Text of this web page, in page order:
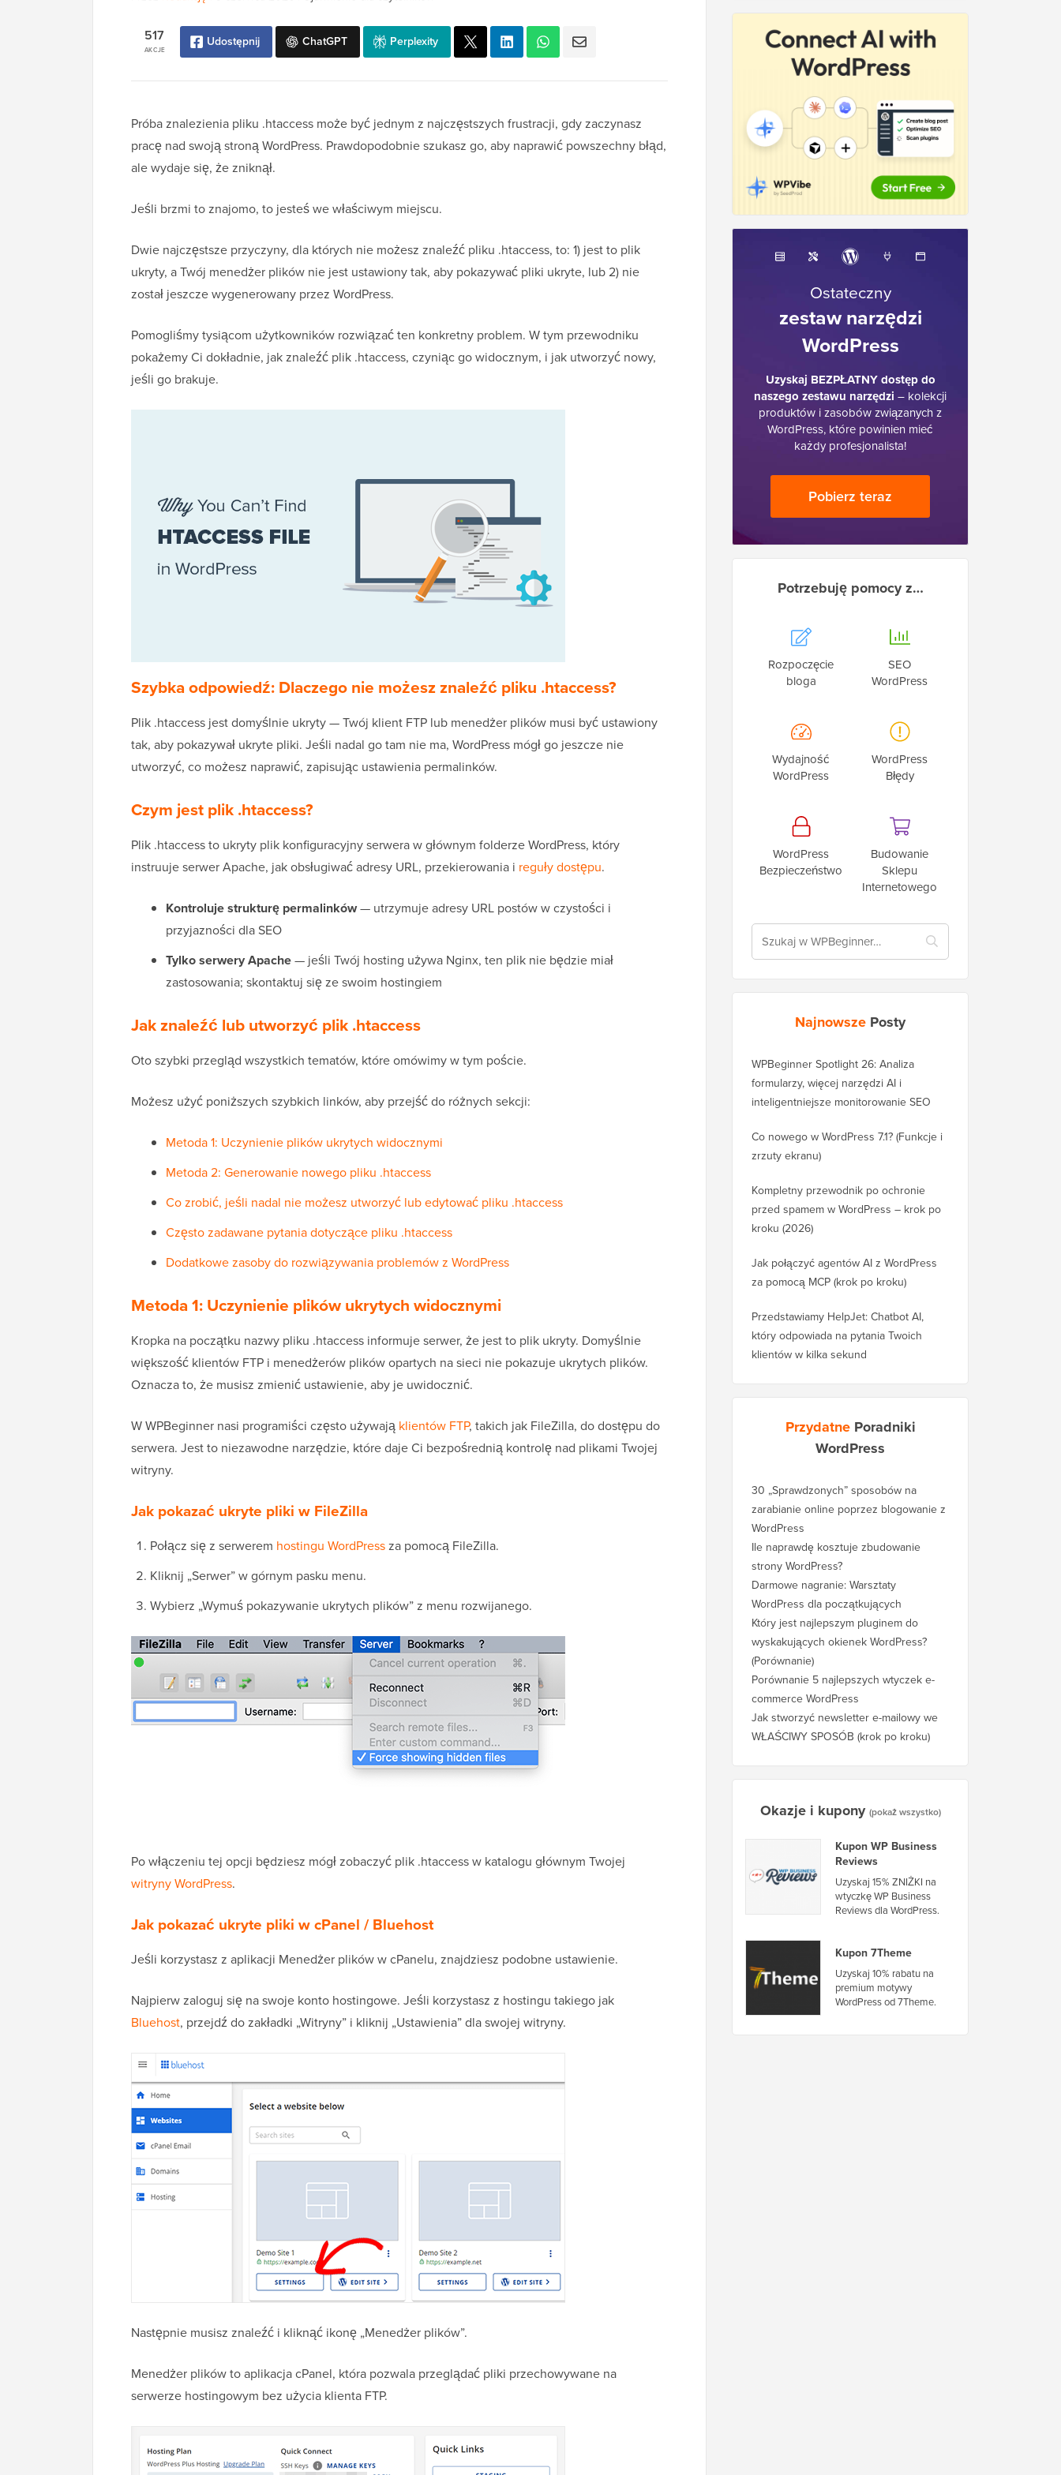
AKCJE
517 Udostępnij ChatGPT Perplexity
Próba znalezienia pliku .htaccess może być jednym z najczęstszych frustracji, gdy zaczynasz
pracę nad swoją stroną WordPress. Prawdopodobnie szukasz go, aby naprawić powszechny błąd,
ale wydaje się, że zniknął.
Jeśli brzmi to znajomo, to jesteś we właściwym miejscu.
Dwie najczęstsze przyczyny, dla których nie możesz znaleźć pliku .htaccess, to: 1) jest to plik
ukryty, a Twój menedżer plików nie jest ustawiony tak, aby pokazywać pliki ukryte, lub 2) nie
został jeszcze wygenerowany przez WordPress.
Pomogliśmy tysiącom użytkowników rozwiązać ten konkretny problem. W tym przewodniku
pokażemy Ci dokładnie, jak znaleźć plik .htaccess, czyniąc go widocznym, i jak utworzyć nowy,
jeśli go brakuje.
Szybka odpowiedź: Dlaczego nie możesz znaleźć pliku .htaccess?
Plik .htaccess jest domyślnie ukryty — Twój klient FTP lub menedżer plików musi być ustawiony
tak, aby pokazywał ukryte pliki. Jeśli nadal go tam nie ma, WordPress mógł go jeszcze nie
utworzyć, co możesz naprawić, zapisując ustawienia permalinków.
Czym jest plik .htaccess?
Plik .htaccess to ukryty plik konfiguracyjny serwera w głównym folderze WordPress, który
instruuje serwer Apache, jak obsługiwać adresy URL, przekierowania i reguły dostępu.
Kontroluje strukturę permalinków— utrzymuje adresy URL postów w czystości i
przyjazności dla SEO
Tylko serwery Apache— jeśli Twój hosting używa Nginx, ten plik nie będzie miał
zastosowania; skontaktuj się ze swoim hostingiem
Jak znaleźć lub utworzyć plik .htaccess
Oto szybki przegląd wszystkich tematów, które omówimy w tym poście.
Możesz użyć poniższych szybkich linków, aby przejść do różnych sekcji:
Metoda 1: Uczynienie plików ukrytych widocznymi
Metoda 2: Generowanie nowego pliku .htaccess
Co zrobić, jeśli nadal nie możesz utworzyć lub edytować pliku .htaccess
Często zadawane pytania dotyczące pliku .htaccess
Dodatkowe zasoby do rozwiązywania problemów z WordPress
Metoda 1: Uczynienie plików ukrytych widocznymi
Kropka na początku nazwy pliku .htaccess informuje serwer, że jest to plik ukryty. Domyślnie
większość klientów FTP i menedżerów plików opartych na sieci nie pokazuje ukrytych plików.
Oznacza to, że musisz zmienić ustawienie, aby je uwidocznić.
W WPBeginner nasi programiści często używają klientów FTP, takich jak FileZilla, do dostępu do
serwera. Jest to niezawodne narzędzie, które daje Ci bezpośrednią kontrolę nad plikami Twojej
witryny.
Jak pokazać ukryte pliki w FileZilla
Połącz się z serwerem hostingu WordPressza pomocą FileZilla.
Kliknij „Serwer” w górnym pasku menu.
Wybierz „Wymuś pokazywanie ukrytych plików” z menu rozwijanego.
Po włączeniu tej opcji będziesz mógł zobaczyć plik .htaccess w katalogu głównym Twojej
witryny WordPress.
Jak pokazać ukryte pliki w cPanel / Bluehost
Jeśli korzystasz z aplikacji Menedżer plików w cPanelu, znajdziesz podobne ustawienie.
Najpierw zaloguj się na swoje konto hostingowe. Jeśli korzystasz z hostingu takiego jak
Bluehost, przejdź do zakładki „Witryny” i kliknij „Ustawienia” dla swojej witryny.
Następnie musisz znaleźć i kliknąć ikonę „Menedżer plików”.
Menedżer plików to aplikacja cPanel, która pozwala przeglądać pliki przechowywane na
serwerze hostingowym bez użycia klienta FTP.
Ostateczny
zestaw narzędzi
WordPress
Uzyskaj BEZPŁATNY dostęp do
naszego zestawu narzędzi – kolekcji
produktów i zasobów związanych z
WordPress, które powinien mieć
każdy profesjonalista!
Pobierz teraz
Potrzebuję pomocy z…
Rozpoczęcie
bloga
SEO
WordPress
Wydajność
WordPress
WordPress
Błędy
WordPress
Bezpieczeństwo
Budowanie
Sklepu
Internetowego
Najnowsze Posty
WPBeginner Spotlight 26: Analiza
formularzy, więcej narzędzi AI i
inteligentniejsze monitorowanie SEO
Co nowego w WordPress 7.1? (Funkcje i
zrzuty ekranu)
Kompletny przewodnik po ochronie
przed spamem w WordPress – krok po
kroku (2026)
Jak połączyć agentów AI z WordPress
za pomocą MCP (krok po kroku)
Przedstawiamy HelpJet: Chatbot AI,
który odpowiada na pytania Twoich
klientów w kilka sekund
Przydatne Poradniki
WordPress
30 „Sprawdzonych” sposobów na
zarabianie online poprzez blogowanie z
WordPress
Ile naprawdę kosztuje zbudowanie
strony WordPress?
Darmowe nagranie: Warsztaty
WordPress dla początkujących
Który jest najlepszym pluginem do
wyskakujących okienek WordPress?
(Porównanie)
Porównanie 5 najlepszych wtyczek e-
commerce WordPress
Jak stworzyć newsletter e-mailowy we
WŁAŚCIWY SPOSÓB (krok po kroku)
Okazje i kupony (pokaż wszystko)
Kupon WP Business
Reviews
Uzyskaj 15% ZNIŻKI na
wtyczkę WP Business
Reviews dla WordPress.
Kupon 7Theme
Uzyskaj 10% rabatu na
premium motywy
WordPress od 7Theme.